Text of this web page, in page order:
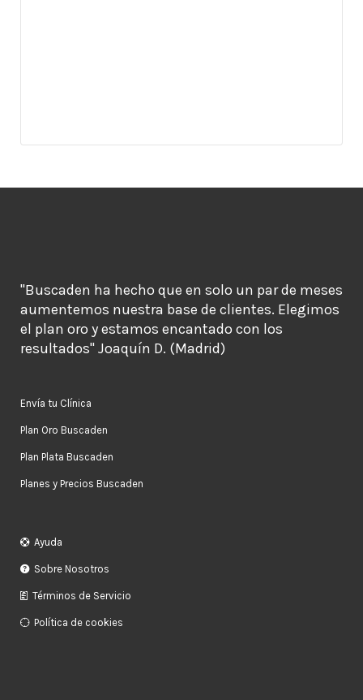
"Buscaden ha hecho que en solo un par de meses
aumentemos nuestra base de clientes. Elegimos
el plan oro y estamos encantado con los
resultados" Joaquín D. (Madrid)
Envía tu Clínica
Plan Oro Buscaden
Plan Plata Buscaden
Planes y Precios Buscaden
Ayuda
Sobre Nosotros
Términos de Servicio
Política de cookies